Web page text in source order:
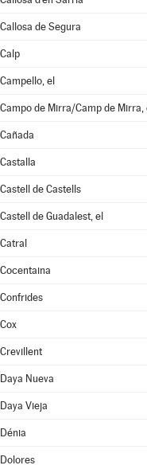
Callosa de Segura
Calp
Campello, el
Campo de Mirra/Camp de Mirra,
Cañada
Castalla
Castell de Castells
Castell de Guadalest, el
Catral
Cocentaina
Confrides
Cox
Crevillent
Daya Nueva
Daya Vieja
Dénia
Dolores